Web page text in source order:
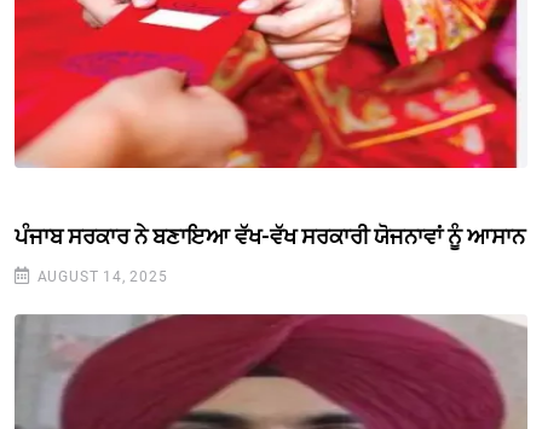
ਪੰਜਾਬ ਸਰਕਾਰ ਨੇ ਬਣਾਇਆ ਵੱਖ-ਵੱਖ ਸਰਕਾਰੀ ਯੋਜਨਾਵਾਂ ਨੂੰ ਆਸਾਨ
AUGUST 14, 2025